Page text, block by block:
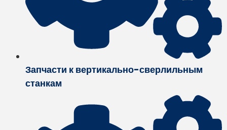
Запчасти к вертикально-сверлильным
станкам